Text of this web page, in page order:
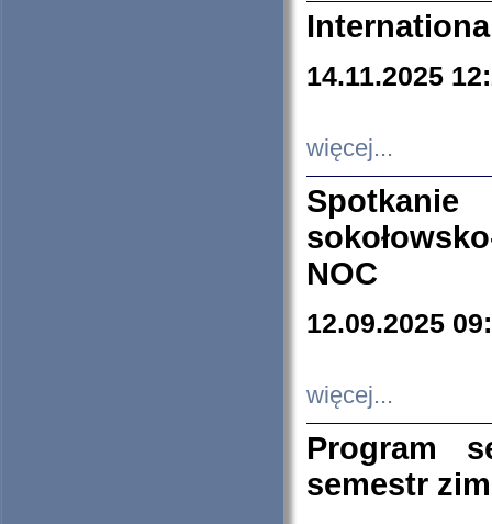
14.11.2025
więcej...
NOC
12.09.2025
więcej...
Program
semestr